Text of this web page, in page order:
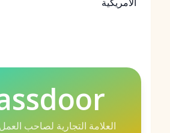
العلامة التجارية لصاحب